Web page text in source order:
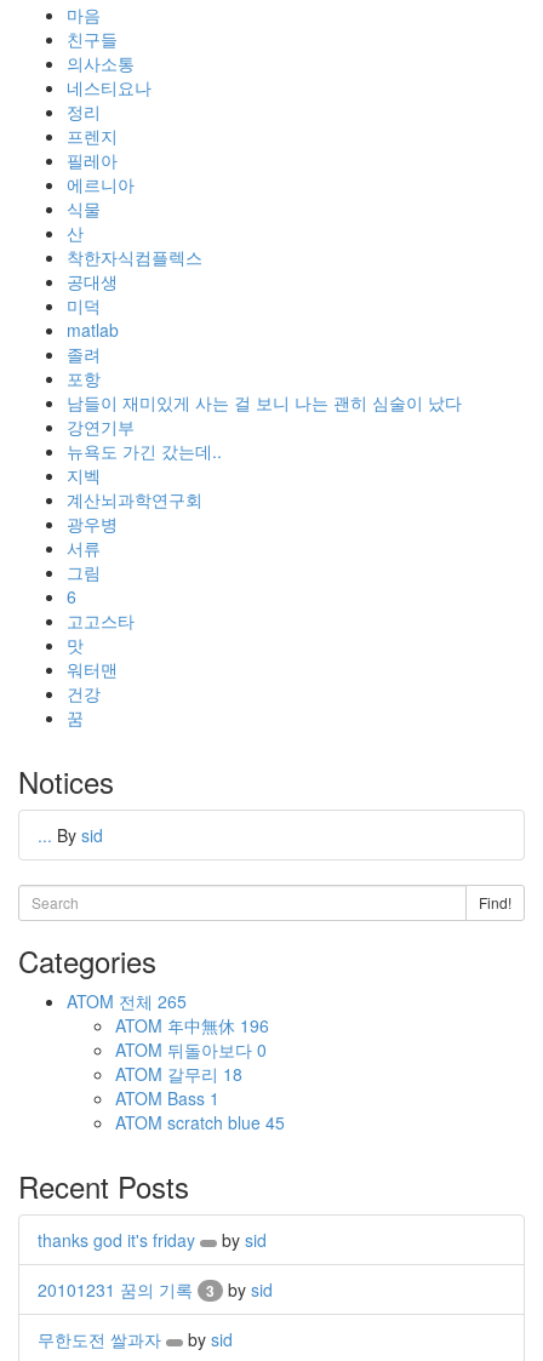
마음
친구들
의사소통
네스티요나
정리
프렌지
필레아
에르니아
식물
산
착한자식컴플렉스
공대생
미덕
matlab
졸려
포항
남들이 재미있게 사는 걸 보니 나는 괜히 심술이 났다
강연기부
뉴욕도 가긴 갔는데..
지벡
계산뇌과학연구회
광우병
서류
그림
6
고고스타
맛
워터맨
건강
꿈
Notices
... By sid
Find!
Categories
ATOM 전체 265
ATOM 年中無休 196
ATOM 뒤돌아보다 0
ATOM 갈무리 18
ATOM Bass 1
ATOM scratch blue 45
Recent Posts
thanks god it's friday by sid
20101231 꿈의 기록 3 by sid
무한도전 쌀과자 by sid